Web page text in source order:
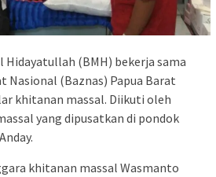
Hidayatullah (BMH) bekerja sama
Nasional (Baznas) Papua Barat
khitanan massal. Diikuti oleh
yang dipusatkan di pondok
khitanan massal Wasmanto